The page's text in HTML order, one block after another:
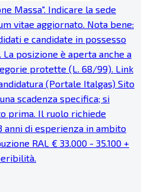
Massa". Indicare la sede
vitae aggiornato. Nota bene:
e candidate in possesso
posizione è aperta anche a
protette (L. 68/99). Link
(Portale Italgas) Sito
scadenza specifica; si
prima. Il ruolo richiede
anni di esperienza in ambito
RAL € 33.000 - 35.100 +